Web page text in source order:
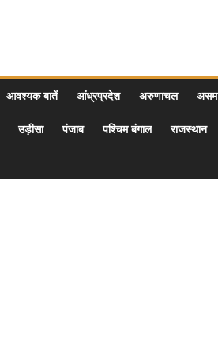
आवश्यक बातें आंध्रप्रदेश अरुणाचल असम
उड़ीसा पंजाब पश्चिम बंगाल राजस्थान